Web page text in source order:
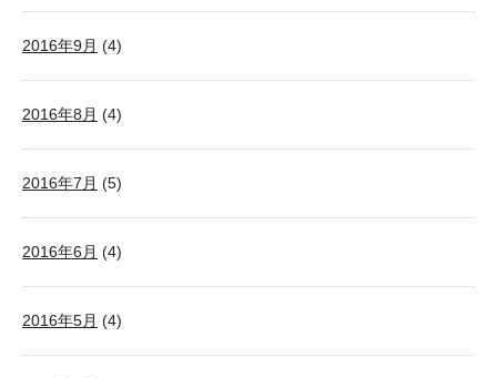
2016年9月 (4)
2016年8月 (4)
2016年7月 (5)
2016年6月 (4)
2016年5月 (4)